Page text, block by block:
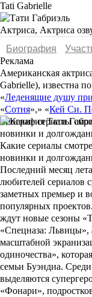
Tati Gabrielle
Актриса, Актриса
Биография
Реклама
Американская
Gabrielle), известна
«Леденящие душу
«Сотня»,» «Кей Си.
Биография Тати
Какие сериалы
новинки и
Последний месяц
любителей сериалов
заметных премьер и
популярных
ждут новые сезоны
«Спецназа: Львицы»,
масштабной
одиночества»,
семьи Буэндиа.
выделяются
«Фонари»,